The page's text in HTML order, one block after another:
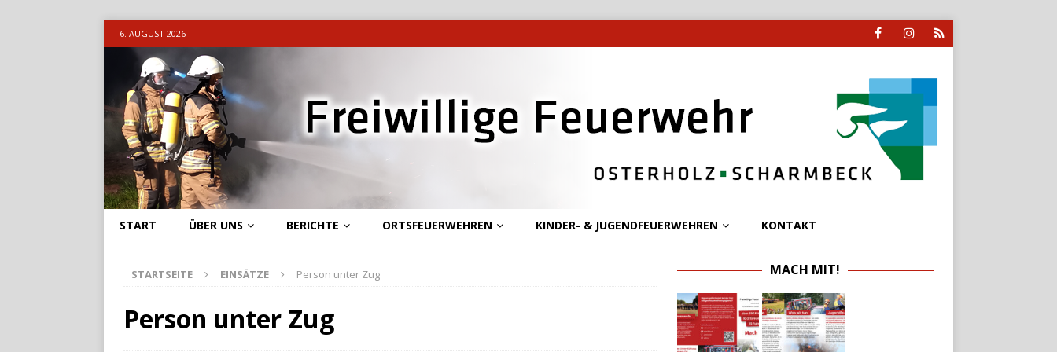
6. AUGUST 2026
START ÜBER UNS BERICHTE ORTSFEUERWEHREN KINDER- & JUGENDFEUERWEHREN KONTAKT
STARTSEITE EINSÄTZE Person unter Zug
Person unter Zug
MACH MIT!